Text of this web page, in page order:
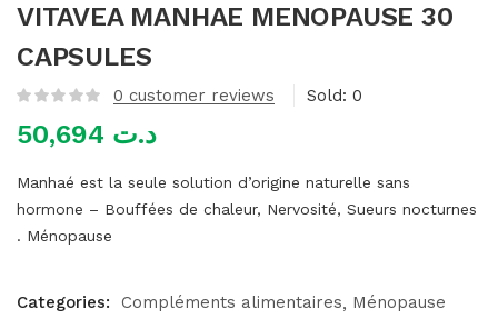
VITAVEA MANHAE MENOPAUSE 30
CAPSULES
0 customer reviews Sold: 0
د.ت
Manhaé est la seule solution d’origine naturelle sans
hormone – Bouffées de chaleur, Nervosité, Sueurs nocturnes
. Ménopause
Categories: Compléments alimentaires Ménopause